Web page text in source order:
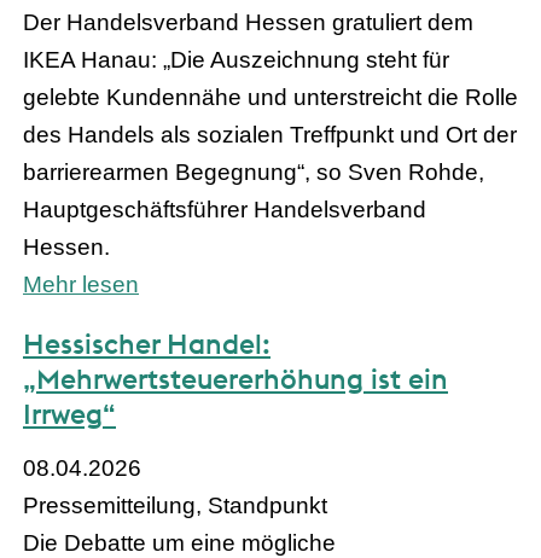
Der Handelsverband Hessen gratuliert dem
IKEA Hanau: „Die Auszeichnung steht für
gelebte Kundennähe und unterstreicht die Rolle
des Handels als sozialen Treffpunkt und Ort der
barrierearmen Begegnung“, so Sven Rohde,
Hauptgeschäftsführer Handelsverband
Hessen.
Mehr lesen
Hessischer Handel:
„Mehrwertsteuererhöhung ist ein
Irrweg“
08.04.2026
Pressemitteilung, Standpunkt
Die Debatte um eine mögliche